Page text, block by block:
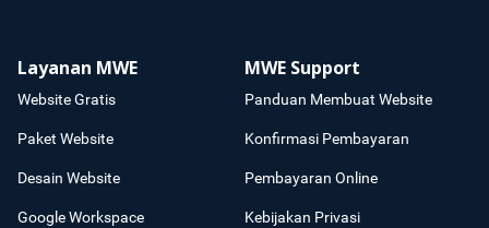
Layanan MWE
Website Gratis
Paket Website
Desain Website
Google Workspace
MWE Support
Panduan Membuat Website
Konfirmasi Pembayaran
Pembayaran Online
Kebijakan Privasi